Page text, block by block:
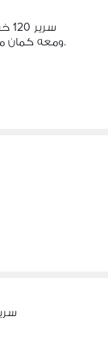
ومعه كمان مرتبه قطن بسعر مناسب.